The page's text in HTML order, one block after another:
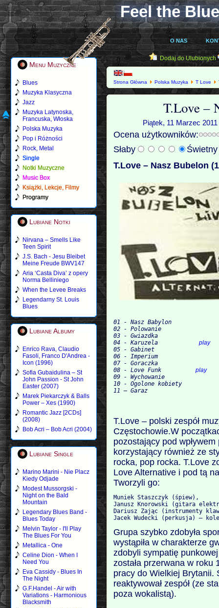
Feel the
O NAS
Menu Muzyczne
Blues
Muzyka Klasyczna
Jazz
Muzyka Latynoska,
Francuska, Włoska
Polska Muzyka
Pop i Różności
Rock, Metal
Single
Notki Muzyczne
Music Box
Książki, Lekcje, Filmy
Programy
Lubiane Notki
Nirvana – Smells Like
Teen Spirit
J.S. Bach - Jesu Bleibet
Meine Freude BWV147
Aria ‘Casta Diva’ z opery
Norma Belliniego
When the Levee Breaks
Legendarny St. Louis
Blues
Lubiane Albumy
Enrico Rava, Claudio
Fasoli, Franco D'Andrea -
Icon (1996)
Sofia Gubaidulina – St
John Passion - St John
Easter (2007)
Marek Piekarczyk & Balls
Power – Xes (1990)
Romantic Jazz [2CDs]
(2008)
Bob Acri – Bob Acri (2004)
Lubiane Single
Marino Marini - Nie Placz
Kiedy Odjade
Modest Mussorgski -
Night on the Bald
Mountain
Legendary Blues Band -
Blues Today
Melvin Taylor - I'll Play
The Blues For You
Metallica - One
Celine Dion - When I
Need You
Eva Cassidy - Blues In
The Night
G.F.Handel - Air with
Variations - Harmonious
Blacksmith
Dodaj do Ulubionych
Strona Główna Polska Muzyka T Love
T.Love –
Piątek, 11 Marzec
Ocena użytkowników:
Słaby
T.Love – Nasz Bubelon
01 - Nasz Babylon
02 - Polowanie
03 - Gwiazdka
04 - Karuzela play
05 - Gabinet
06 - Imperium
07 - Goraczka
08 - Love Funk play
09 - Wychowanie
10 - Ogolone kobiety
11 – Garaz
T.Love – polski zespół
Częstochowie.W
pozostający pod
korzystający również ze
rocka, pop rocka. T.Love
Love Alternative i pod tą
Tworzyli go:
Muniek Staszczyk (śpiew),
Janusz Knorowski (gitara
Dariusz Zając (instrumenty
Jacek Wudecki (perkusja) –
Grupa szybko zdobyła
wystąpiła w charakterze
zdobyli sympatię
została przerwana w
pracy do Wielkiej Brytanii.
reaktywował zespół (ze
poza wokalistą).